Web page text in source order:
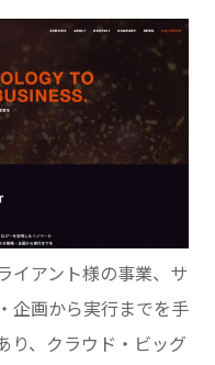
イアント様の事業、サ
企画から実行までを手
り、クラウド・ビッグ